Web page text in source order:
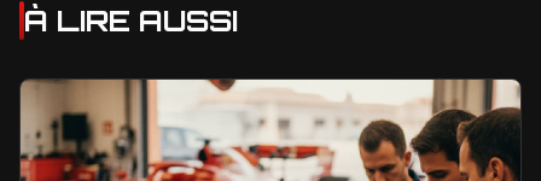
À LIRE AUSSI